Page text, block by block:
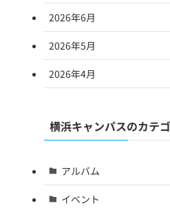
2026年6月
2026年5月
2026年4月
横浜キャンパスのカテ
アルバム
イベント